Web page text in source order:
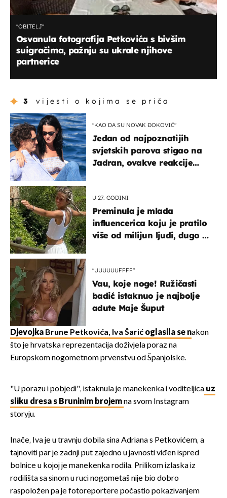
''OBITELJ''
Osvanula fotografija Petkovića s bivšim
suigračima, pažnju su ukrale njihove
partnerice
3 vijesti o kojima se priča
"KAO DA SU NOVAK ĐOKOVIĆ"
Jedan od najpoznatijih
svjetskih parova stigao na
Jadran, ovakve reakcije
U 27. GODINI
Preminula je mlada
influencerica koju je pratilo
više od milijun ljudi, dugo se
"UUUUUUFFFF"
Vau, koje noge! Ružičasti
badić istaknuo je najbolje
adute Maje Šuput
Djevojka Brune Petkovića, Iva Šarić oglasila se nakon
što je hrvatska reprezentacija doživjela poraz na
Europskom nogometnom prvenstvu od Španjolske.
"U porazu i pobjedi", istaknula je manekenka i voditeljica uz
sliku dresa s Bruninim brojemna svom Instagram
storyju.
Inače, Iva je u travnju dobila sina Adriana s Petkovićem, a
tajnoviti par je zadnji put zajedno u javnosti viđen ispred
bolnice u kojoj je manekenka rodila. Prilikom izlaska iz
rodilišta sa sinom u ruci nogometaš nije bio dobro
raspoložen pa je fotoreportere počastio pokazivanjem